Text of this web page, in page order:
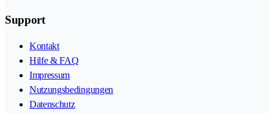
Support
Kontakt
Hilfe & FAQ
Impressum
Nutzungsbedingungen
Datenschutz